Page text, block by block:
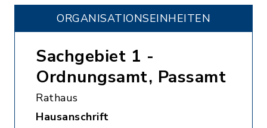
ORGANISATIONS­EINHEITEN
Sachgebiet 1 -
Ordnungsamt, Passamt
Rathaus
Hausanschrift